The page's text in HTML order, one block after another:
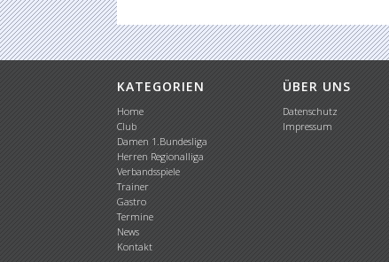
KATEGORIEN
Home
Club
Damen 1.Bundesliga
Herren Regionalliga
Verbandsspiele
Trainer
Gastro
Termine
News
Kontakt
ÜBER UNS
Datenschutz
Impressum